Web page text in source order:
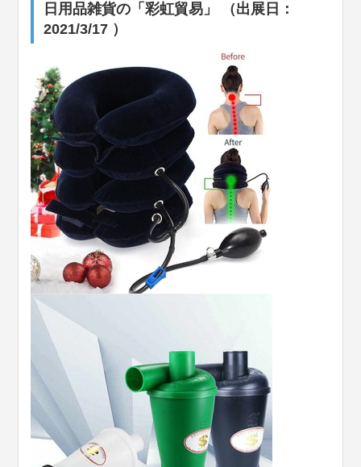
日用品雑貨の「彩虹貿易」 （出展日：
2021/3/17 ）